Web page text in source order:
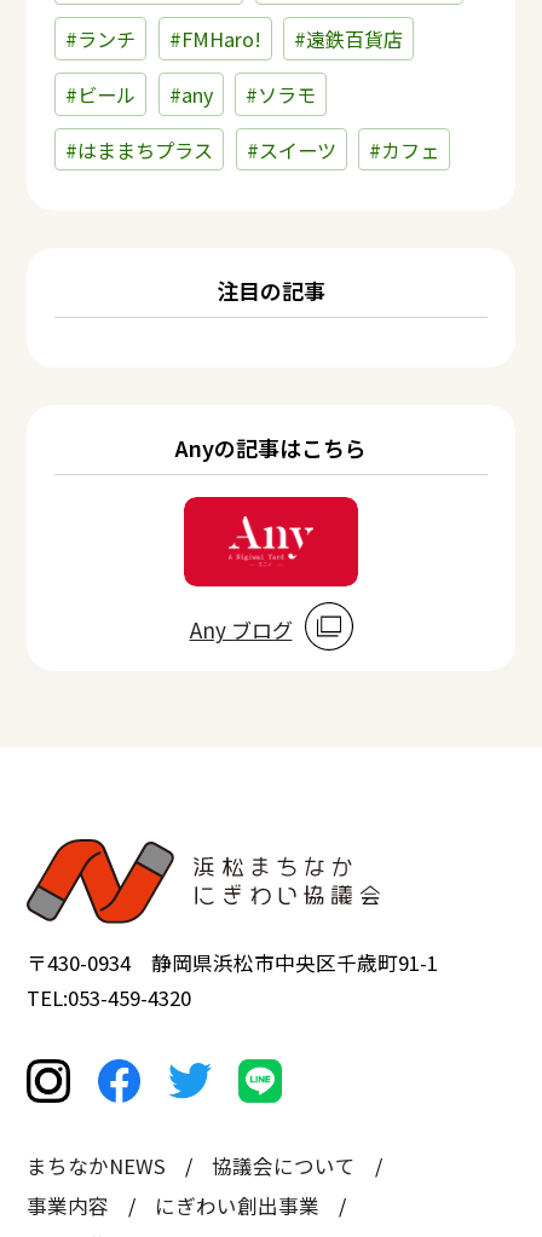
#ランチ
#FMHaro!
#遠鉄百貨店
#ビール
#any
#ソラモ
#はままちプラス
#スイーツ #カフェ
注目の記事
Anyの記事はこちら
Any ブログ
〒430-0934 静岡県浜松市中央区千歳町91-1
TEL:053-459-4320
まちなかNEWS
協議会について
事業内容
にぎわい創出事業